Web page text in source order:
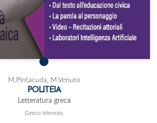
M.Pintacuda, M.Venuto
POLITEIA
Letteratura greca
Greco triennio